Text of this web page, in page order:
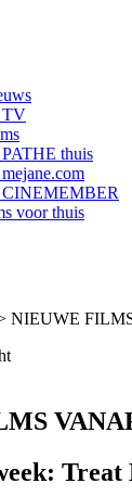
TV
thuis
CINEMEMBER
voor thuis
NIEUWE